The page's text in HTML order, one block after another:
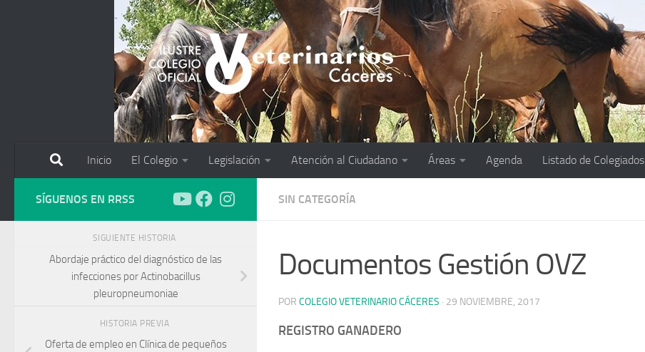
Inicio El Colegio Legislación Atención al Ciudadano Áreas Agenda Listado de Colegiados
SIN CATEGORÍA
Documentos Gestión OVZ
POR COLEGIO VETERINARIO CÁCERES · 29 NOVIEMBRE, 2017
REGISTRO GANADERO
SÍGUENOS EN RRSS
SIGUIENTE HISTORIA
Abordaje práctico del diagnóstico de las
infecciones por Actinobacillus
pleuropneumoniae
HISTORIA PREVIA
Oferta de empleo en Clínica de pequeños